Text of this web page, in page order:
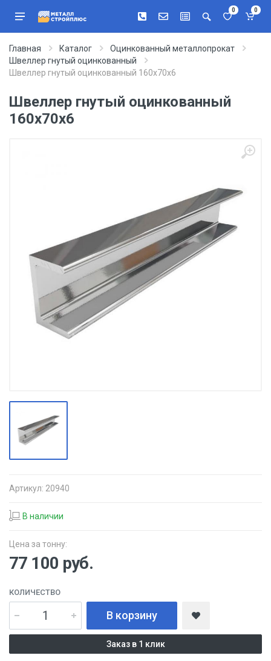
0 0
Главная Каталог
Оцинкованный металлопрокат
Швеллер гнутый оцинкованный
Швеллер гнутый оцинкованный 160х70х6
Швеллер гнутый оцинкованный
160х70х6
Артикул: 20940
В наличии
Цена за тонну:
77 100 руб.
КОЛИЧЕСТВО
В корзину
Заказ в 1 клик